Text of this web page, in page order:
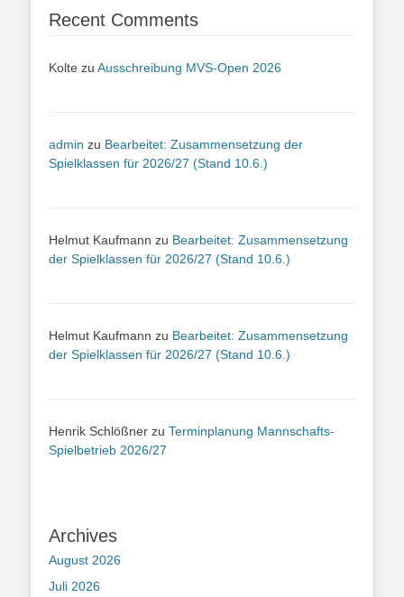
Recent Comments
Kolte zu Ausschreibung MVS-Open 2026
admin zu Bearbeitet: Zusammensetzung der
Spielklassen für 2026/27 (Stand 10.6.)
Helmut Kaufmann zu Bearbeitet: Zusammensetzung
der Spielklassen für 2026/27 (Stand 10.6.)
Helmut Kaufmann zu Bearbeitet: Zusammensetzung
der Spielklassen für 2026/27 (Stand 10.6.)
Henrik Schlößner zu Terminplanung Mannschafts-
Spielbetrieb 2026/27
Archives
August 2026
Juli 2026